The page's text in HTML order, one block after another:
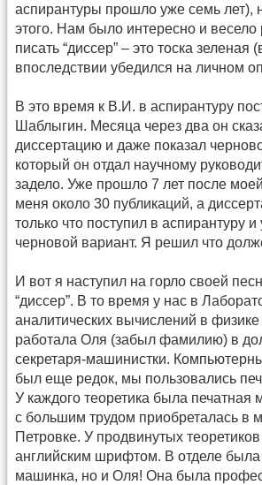
аспирантуры прошло уже семь лет),
этого. Нам было интересно и весело
писать “диссер” – это тоска зеленая
впоследствии убедился на личном
В это время к В.И. в аспирантуру
Шаблыгин. Месяца через два он
диссертацию и даже показал
который он отдал научному
задело. Уже прошло 7 лет после
меня около 30 публикаций, а
только что поступил в аспирантуру
черновой вариант. Я решил что
И вот я наступил на горло своей
“диссер”. В то время у нас в
аналитических вычислений в
работала Оля (забыл фамилию) в
секретаря-машинистки.
был еще редок, мы пользовались
У каждого теоретика была печатная
с большим трудом приобреталась в
Петровке. У продвинутых
английским шрифтом. В отделе была
машинка, но и Оля! Она была